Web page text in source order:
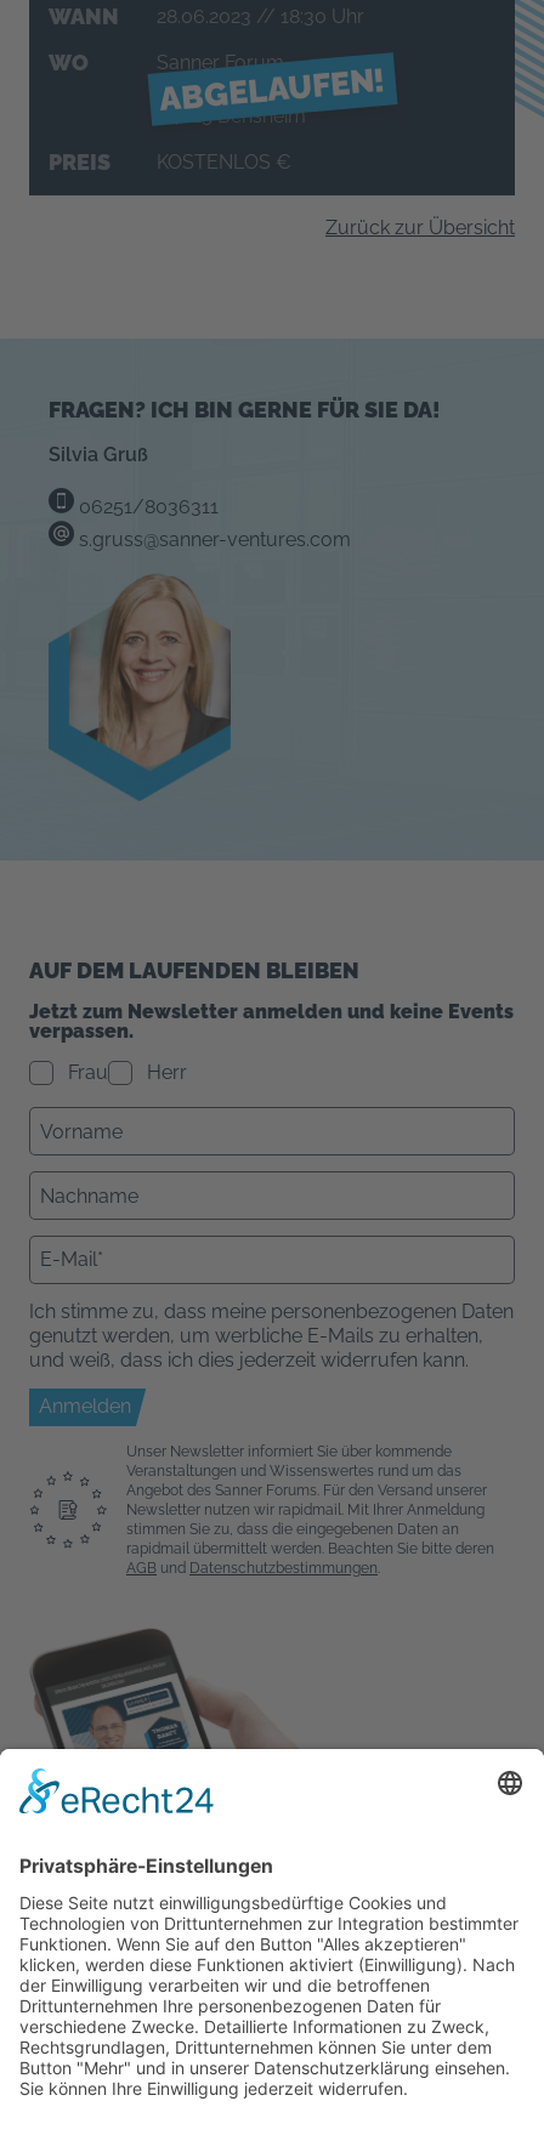
WANN 28.06.2023 // 18:30 Uhr
WO
Sanner Forum
Schillerstraße 80
64625 Bensheim
PREIS KOSTENLOS €
ABGELAUFEN!
Zurück zur Übersicht
FRAGEN? ICH BIN GERNE FÜR SIE DA!
Silvia Gruß
06251/8036311
s.gruss@sanner-ventures.com
AUF DEM LAUFENDEN BLEIBEN
Jetzt zum Newsletter anmelden und keine Events
verpassen.
Frau
Herr
Ich stimme zu, dass meine personenbezogenen Daten
genutzt werden, um werbliche E-Mails zu erhalten,
und weiß, dass ich dies jederzeit widerrufen kann.
Anmelden
Unser Newsletter informiert Sie über kommende
Veranstaltungen und Wissenswertes rund um das
Angebot des Sanner Forums. Für den Versand unserer
Newsletter nutzen wir rapidmail. Mit Ihrer Anmeldung
stimmen Sie zu, dass die eingegebenen Daten an
rapidmail übermittelt werden. Beachten Sie bitte deren
AGB und Datenschutzbestimmungen.
Adresse
Sanner Forum
Schillerstraße 80
64625 Bensheim
Kontakt
Silvia Gruß